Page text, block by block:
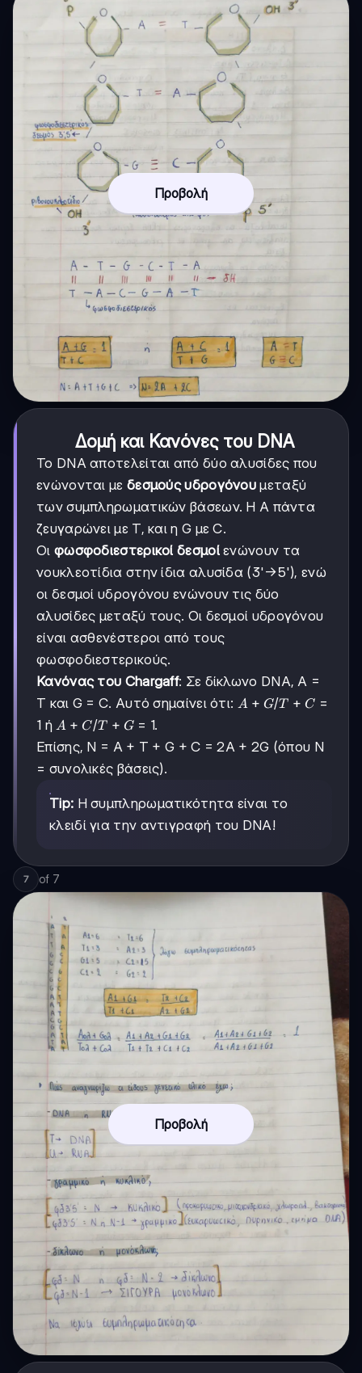
Προβολή
Δομή και Κανόνες του DNA
Το DNA αποτελείται από δύο αλυσίδες που
ενώνονται με δεσμούς υδρογόνου μεταξύ
των συμπληρωματικών βάσεων. Η A πάντα
ζευγαρώνει με T, και η G με C.
Οι φωσφοδιεστερικοί δεσμοίενώνουν τα
νουκλεοτίδια στην ίδια αλυσίδα (3'→5'), ενώ
οι δεσμοί υδρογόνου ενώνουν τις δύο
αλυσίδες μεταξύ τους. Οι δεσμοί υδρογόνου
είναι ασθενέστεροι από τους
φωσφοδιεστερικούς.
Κανόνας του Chargaff: Σε δίκλωνο DNA, A =
T και G = C. Αυτό σημαίνει ότι: A+G
A + G/T+C
T + C =
1 ήA+C
A + C/T+G
T + G = 1.
Επίσης, N = A + T + G + C = 2A + 2G (όπου Ν
= συνολικές βάσεις).
Tip: Η συμπληρωματικότητα είναι το
κλειδί για την αντιγραφή του DNA!
7 of 7
Προβολή